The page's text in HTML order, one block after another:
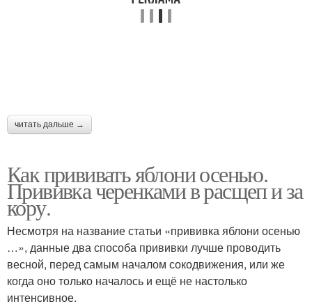
читать дальше →
Как прививать яблони осенью.
Прививка черенками в расщеп и за
кору.
Несмотря на название статьи «прививка яблони осенью
…», данные два способа прививки лучше проводить
весной, перед самым началом сокодвижения, или же
когда оно только началось и ещё не настолько
интенсивное.